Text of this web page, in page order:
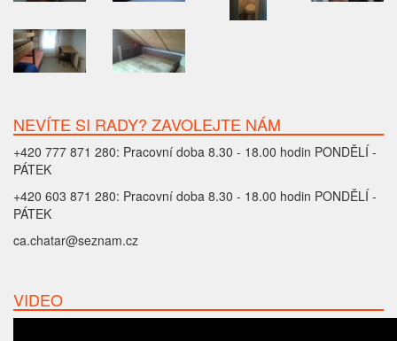
NEVÍTE SI RADY? ZAVOLEJTE NÁM
+420 777 871 280: Pracovní doba 8.30 - 18.00 hodin PONDĚLÍ -
PÁTEK
+420 603 871 280: Pracovní doba 8.30 - 18.00 hodin PONDĚLÍ -
PÁTEK
ca.chatar@seznam.cz
VIDEO